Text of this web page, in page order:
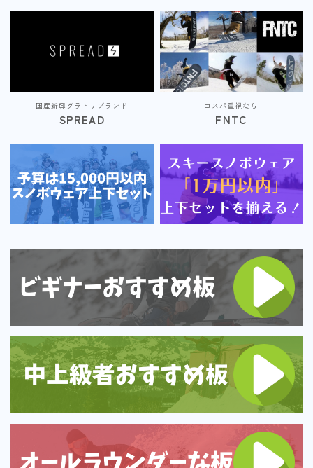
国産新興グラトリブランド
SPREAD
コスパ重視なら
FNTC